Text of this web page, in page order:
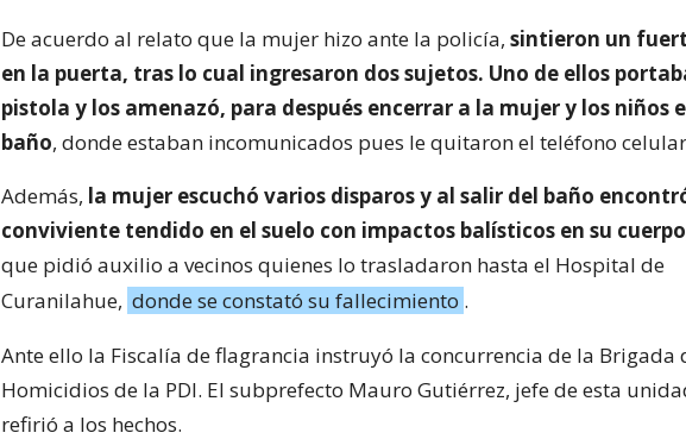
De acuerdo al relato que la mujer hizo ante la policía, sintieron un
en la puerta, tras lo cual ingresaron dos sujetos. Uno de ellos
pistola y los amenazó, para después encerrar a la mujer y los niños
baño, donde estaban incomunicados pues le quitaron el teléfono
Además, la mujer escuchó varios disparos y al salir del baño
conviviente tendido en el suelo con impactos balísticos en su cuerpo
que pidió auxilio a vecinos quienes lo trasladaron hasta el Hospital de
Curanilahue, donde se constató su fallecimiento .
Ante ello la Fiscalía de flagrancia instruyó la concurrencia de la Brigada
Homicidios de la PDI. El subprefecto Mauro Gutiérrez, jefe de esta
refirió a los hechos.